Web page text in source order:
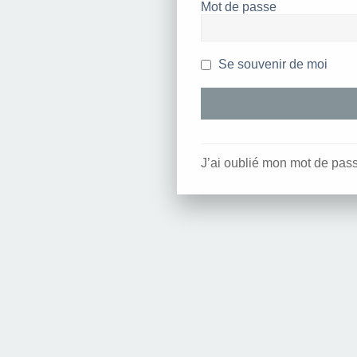
Mot de passe
Se souvenir de moi
J’ai oublié mon mot de